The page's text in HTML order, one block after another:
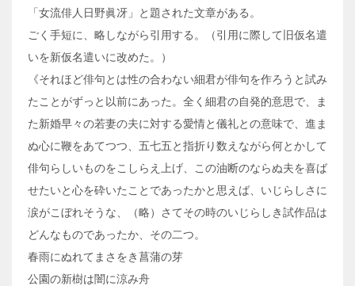
「女流俳人日野眞冴」と題された文章がある。
ごく手短に、略しながら引用する。（引用に際して旧仮名遣
いを新仮名遣いに改めた。）
《それほど俳句とは性の合わない細君が俳句を作ろうと試み
たことがずっと以前にあった。全く細君の自発的意思で、ま
た新婚早々の若妻の夫に対する愛情と儀礼との意味で、進ま
ぬ心に鞭をあてつつ、五七五と指折り数えながら何とかして
俳句らしいものをこしらえ上げ、この油断のならぬ夫を喜ば
せたいと心を砕いたことであったかと思えば、いじらしさに
涙がこぼれそうな、（略）さてその時のいじらしき試作品は
どんなものであったか、その二つ。
春雨にぬれてまさをき菖蒲の芽
公園の新樹は闇に涼み舟